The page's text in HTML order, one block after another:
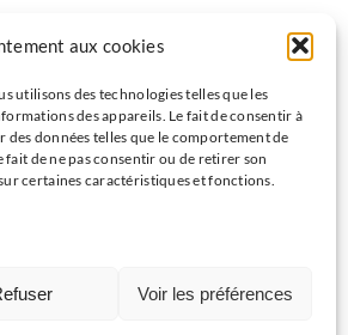
aux cookies
utilisons des technologies telles que les
des appareils. Le fait de consentir à
données telles que le comportement de
de ne pas consentir ou de retirer son
certaines caractéristiques et fonctions.
Voir les préférences
: InterSyndicale Nationale des